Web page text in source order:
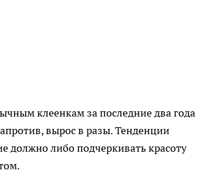
клеенкам за последние два года
вырос в разы. Тенденции
должно либо подчеркивать красоту